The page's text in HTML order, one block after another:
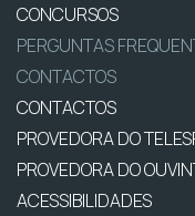
CONCURSOS
PERGUNTAS
CONTACTOS
CONTACTOS
PROVEDORA DO
PROVEDORA DO
ACESSIBILIDADES